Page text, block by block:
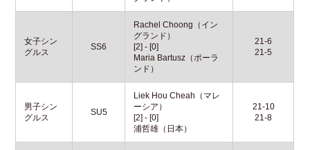
女子シン
グルス
SS6
Rachel Choong（イン
グランド）
[2] - [0]
Maria Bartusz（ポーラ
ンド）
21-6
21-5
男子シン
グルス
SU5
Liek Hou Cheah（マレ
ーシア）
[2] - [0]
浦哲雄（日本）
21-10
21-8